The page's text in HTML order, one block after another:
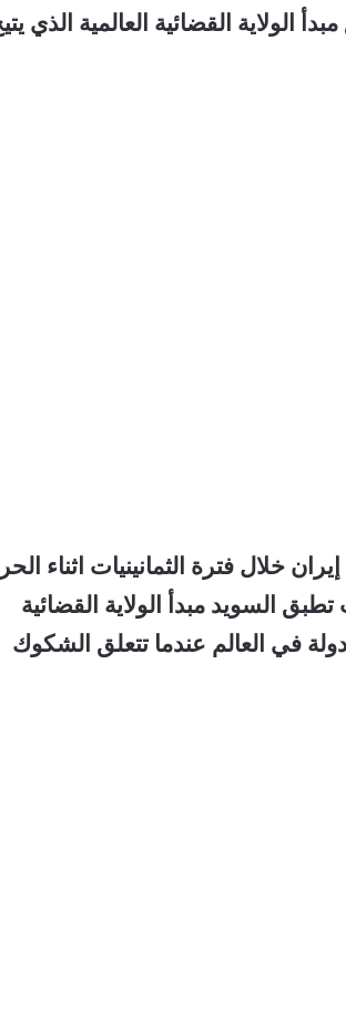
وفق مبدأ الولاية القضائية العالمية الذي
خلال فترة الثمانينيات اثناء
السويد مبدأ الولاية القضائية
في العالم عندما تتعلق الشكوك